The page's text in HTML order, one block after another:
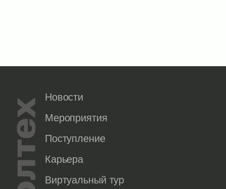
Новости
Мероприятия
Поступление
Карьера
Виртуальный тур